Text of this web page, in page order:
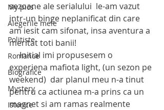
My pics
Alegerile mele
Politiste
Romance
Biografice
Mystery
Istorice
sezoane ale serialului  le-am vazut
intr-un binge neplanificat din care
am iesit cam sifonat, insa aventura a
meritat toti banii!
     Initial imi propusesem o
experiena mafiota light, (un sezon pe
weekend)  dar planul meu n-a tinut
pentru ca actiunea m-a prins ca un
magnet si am ramas realmente